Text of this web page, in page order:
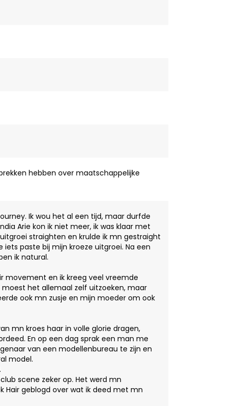
hebben over maatschappelijke
Ik wou het al een tijd, maar durfde
Arie kon ik niet meer, ik was klaar met
straighten en krulde ik mn gestraight
paste bij mijn kroeze uitgroei. Na een
ik natural.
movement en ik kreeg veel vreemde
het allemaal zelf uitzoeken, maar
ook mn zusje en mijn moeder om ook
mn kroes haar in volle glorie dragen,
En op een dag sprak een man me
van een modellenbureau te zijn en
model.
scene zeker op. Het werd mn
Hair geblogd over wat ik deed met mn